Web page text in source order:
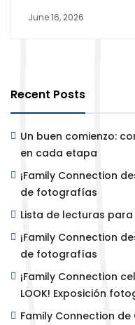
June 16, 2026
Recent Posts
Un buen comienzo:
en cada etapa
¡Family Connection
de fotografías
Lista de lecturas
¡Family Connection
de fotografías
¡Family Connection
LOOK! Exposición
Family Connection